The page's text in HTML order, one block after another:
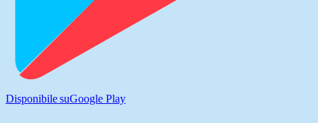
Disponibile suGoogle Play